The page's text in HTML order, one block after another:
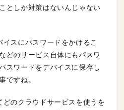
としか対策はないんじゃない
スにパスワードをかけるこ
どのサービス自体にもパスワ
スワードをデバイスに保存し
ですね。
のクラウドサービスを使うを